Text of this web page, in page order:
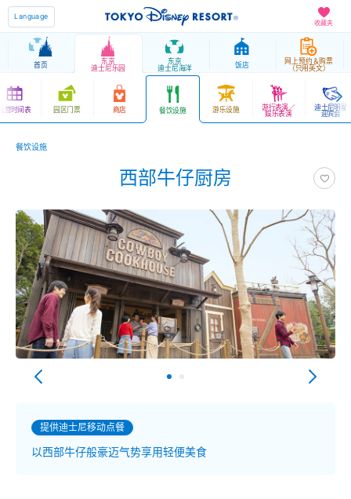
收藏夹
Language
首页 东京
迪士尼乐园
东京
迪士尼海洋 饭店 网上预约＆购票
（只用英文）
营时间表 园区门票 商店 餐饮设施 游乐设施 游行表演／
娱乐表演
迪士尼明星
迎宾会
餐饮设施
西部牛仔厨房
提供迪士尼移动点餐
以西部牛仔般豪迈气势享用轻便美食